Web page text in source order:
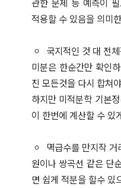
관한 문제 등 예측이
적용할 수 있음을 의미
국지적인 것 대 전
미분은 한순간만 확인
진 모든것을 다시 합쳐
하지만 미적분학 기본
이 한번에 계산할 수 있
멱급수를 만지작 거
원이나 쌍곡선 같은 단
면 쉽게 적분을 할수 있